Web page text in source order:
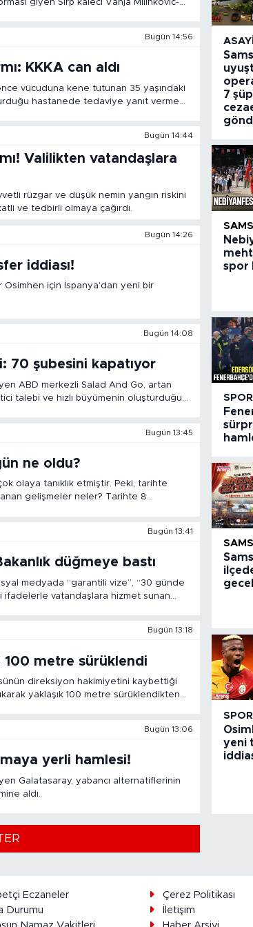
giyen Sırp kaleci Vanja Milinkovic-
Bugün 14:56
KKKA can aldı
vücuduna kene tutunan 35 yaşındaki
hastanede tedaviye yanıt vermedi.
Bugün 14:44
Valilikten vatandaşlara
rüzgar ve düşük nemin yangın riskini
ve tedbirli olmaya çağırdı.
Bugün 14:26
iddiası!
Osimhen için İspanya'dan yeni bir
Bugün 14:08
70 şubesini kapatıyor
ABD merkezli Salad And Go, artan
talebi ve hızlı büyümenin oluşturduğu
Bugün 13:45
ne oldu?
olaya tanıklık etmiştir. Peki, tarihte
gelişmeler neler? Tarihte 8
Bugün 13:41
düğmeye bastı
medyada “garantili vize”, “30 günde
ifadelerle vatandaşlara hizmet sunan
Bugün 13:18
100 metre sürüklendi
direksiyon hakimiyetini kaybettiği
yaklaşık 100 metre sürüklendikten
Bugün 13:06
yerli hamlesi!
Galatasaray, yabancı alternatiflerinin
aldı.
7
spor
SPOR
SPOR
yeni
Eczaneler
Durumu
Çerez Politikası
İletişim